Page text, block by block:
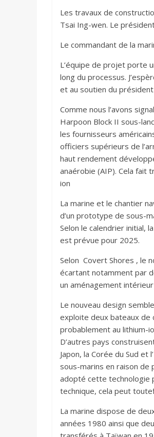
Les travaux de
Tsai Ing-wen. Le
Le commandant de la
L’équipe de projet porte
long du processus.
et au soutien du
Comme nous l’avons
Harpoon Block II sous-
les fournisseurs
officiers supérieurs de
haut rendement
anaérobie (AIP). Cela fait
ion
La marine et le chantier
d’un prototype de sous-
Selon le calendrier initial,
est prévue pour 2025.
Selon Covert Shores , le
écartant notamment par
un aménagement
Le nouveau design
exploite deux bateaux de
probablement au lithium-
D’autres pays
Japon, la Corée du Sud
sous-marins en raison de
adopté cette technologie
technique, cela peut
La marine dispose de
années 1980 ainsi que